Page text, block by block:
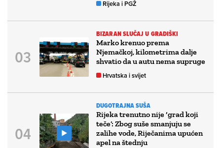
Rijeka i PGŽ
BIZARAN SLUČAJ U GRADIŠKI
Marko krenuo prema
Njemačkoj, kilometrima dalje
shvatio da u autu nema supruge
Hrvatska i svijet
DUGOTRAJNA SUŠA
Rijeka trenutno nije ‘grad koji
teče’: Zbog suše smanjuju se
zalihe vode, Riječanima upućen
apel na štednju